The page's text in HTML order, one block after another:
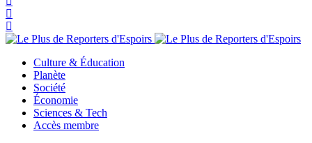
Culture & Éducation
Planète
Société
Économie
Sciences & Tech
Accès membre